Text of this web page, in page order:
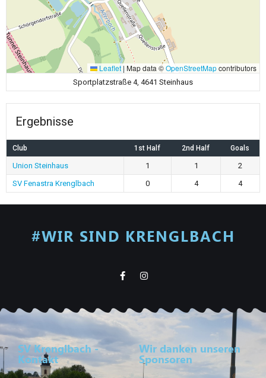
Leaflet | Map data ©OpenStreetMapcontributors
Sportplatzstraße 4, 4641 Steinhaus
Ergebnisse
Club 1st Half 2nd Half Goals
Union Steinhaus 1 1
2
SV Fenastra Krenglbach
0 4 4
#WIR SIND KRENGLBACH
SV Krenglbach -
Kontakt
Wir danken unseren
Sponsoren